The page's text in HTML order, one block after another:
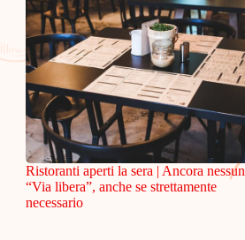
Ristoranti aperti la sera | Ancora nessun
“Via libera”, anche se strettamente
necessario